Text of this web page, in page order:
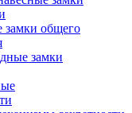
замки общего
замки